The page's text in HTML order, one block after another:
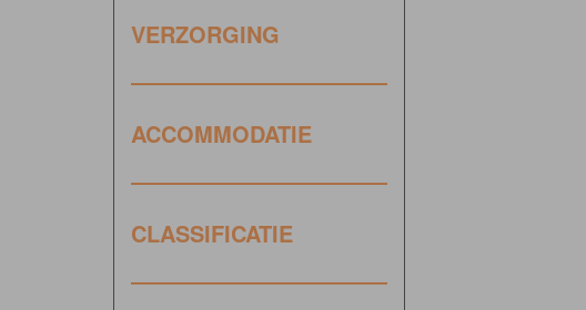
VERZORGING
ACCOMMODATIE
CLASSIFICATIE